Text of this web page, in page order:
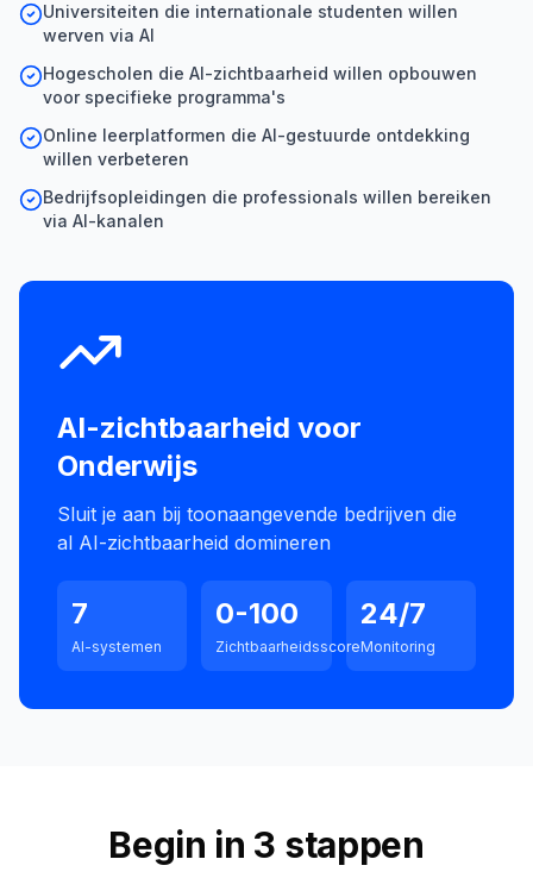
Universiteiten die internationale studenten willen
werven via AI
Hogescholen die AI-zichtbaarheid willen opbouwen
voor specifieke programma's
Online leerplatformen die AI-gestuurde ontdekking
willen verbeteren
Bedrijfsopleidingen die professionals willen bereiken
via AI-kanalen
AI-zichtbaarheid voor
Onderwijs
Sluit je aan bij toonaangevende bedrijven die
al AI-zichtbaarheid domineren
7
AI-systemen
0-100
Zichtbaarheidsscore
24/7
Monitoring
Begin in 3 stappen